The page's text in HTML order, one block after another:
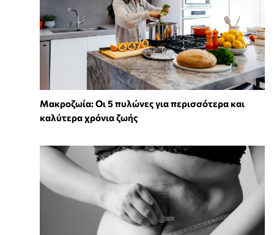
Mακροζωία: Οι 5 πυλώνες για περισσότερα και
καλύτερα χρόνια ζωής